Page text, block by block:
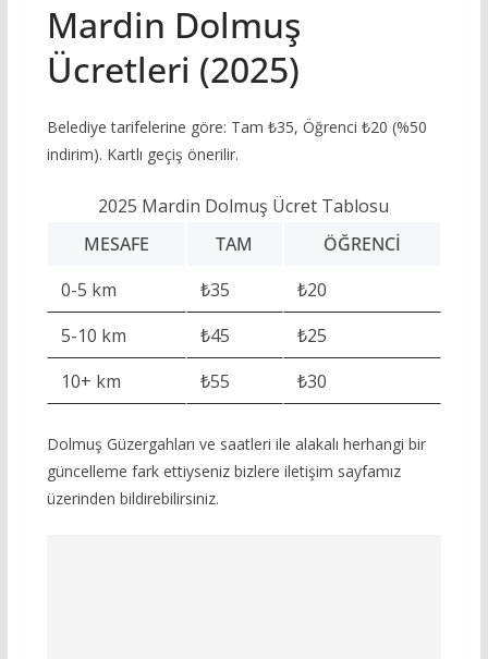
Mardin Dolmuş
Ücretleri (2025)
Belediye tarifelerine göre: Tam ₺35, Öğrenci ₺20 (%50
indirim). Kartlı geçiş önerilir.
2025 Mardin Dolmuş Ücret Tablosu
MESAFE
TAM
ÖĞRENCI
0-5 km
₺35
₺20
5-10 km
₺45
₺25
10+ km
₺55 ₺30
Dolmuş Güzergahları ve saatleri ile alakalı herhangi bir
güncelleme fark ettiyseniz bizlere iletişim sayfamız
üzerinden bildirebilirsiniz.